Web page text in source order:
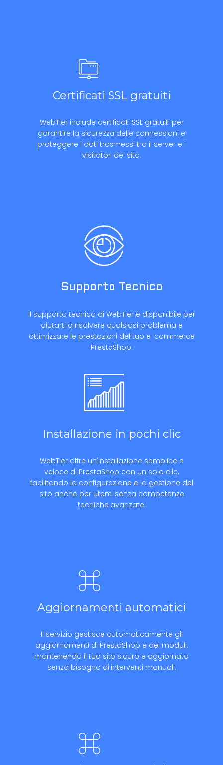
Certificati SSL gratuiti
WebTier include certificati SSL gratuiti per
garantire la sicurezza delle connessioni e
proteggere i dati trasmessi tra il server e i
visitatori del sito.
Supporto Tecnico
Il supporto tecnico di WebTier è disponibile per
aiutarti a risolvere qualsiasi problema e
ottimizzare le prestazioni del tuo e-commerce
PrestaShop.
Installazione in pochi clic
WebTier offre un'installazione semplice e
veloce di PrestaShop con un solo clic,
facilitando la configurazione e la gestione del
sito anche per utenti senza competenze
tecniche avanzate.
Aggiornamenti automatici
Il servizio gestisce automaticamente gli
aggiornamenti di PrestaShop e dei moduli,
mantenendo il tuo sito sicuro e aggiornato
senza bisogno di interventi manuali.